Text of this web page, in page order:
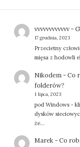
vvvvvvvvvvvv-
17 grudnia, 2023
Przecietny
mięsa z hodowli
Nikodem-Co
folderów?
1 lipca, 2023
pod Windows -
dysków
że…
Marek-Co